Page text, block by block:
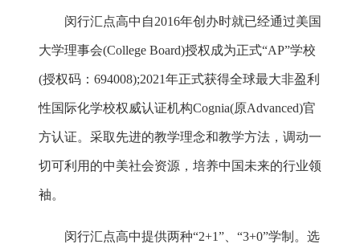
闵行汇点高中自2016年创办时就已经通过美国
大学理事会(College Board)授权成为正式“AP”学校
(授权码：694008);2021年正式获得全球最大非盈利
性国际化学校权威认证机构Cognia(原Advanced)官
方认证。采取先进的教学理念和教学方法，调动一
切可利用的中美社会资源，培养中国未来的行业领
袖。
闵行汇点高中提供两种“2+1”、“3+0”学制。选